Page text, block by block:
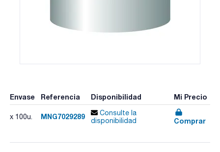
Envase Referencia Disponibilidad Mi Precio
x 100u. MNG7029289
Consulte la
disponibilidad
Comprar